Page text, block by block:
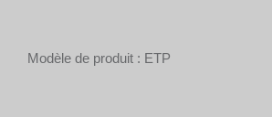
Modèle de produit : ETP